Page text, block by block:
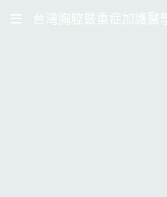
台灣胸腔暨重症加護醫